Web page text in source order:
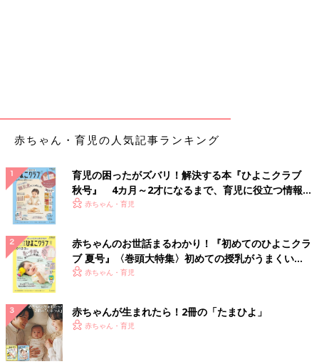
赤ちゃん・育児の人気記事ランキング
育児の困ったがズバリ！解決する本『ひよこクラブ
秋号』 4カ月～2才になるまで、育児に役立つ情報が
いっぱい！
赤ちゃん・育児
赤ちゃんのお世話まるわかり！『初めてのひよこクラ
ブ 夏号』〈巻頭大特集〉初めての授乳がうまくい
く！ おっぱい・ミルクの基本と夏のトラブル 解決テ
赤ちゃん・育児
赤ちゃんが生まれたら！2冊の「たまひよ」
赤ちゃん・育児